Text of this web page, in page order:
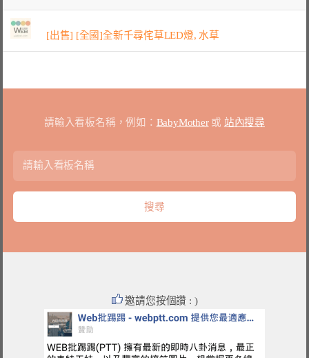
[出售] [全國]全新千尋侘草LED燈, 水草
請輸入看板名稱，例如： BabyMother或 站內搜尋
邀請您按個讚 : )